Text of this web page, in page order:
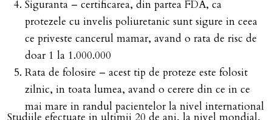
Siguranta – certificarea, din partea FDA, ca
protezele cu invelis poliuretanic sunt sigure in ceea
ce priveste cancerul mamar, avand o rata de risc de
doar 1 la 1.000.000
Rata de folosire – acest tip de proteze este folosit
zilnic, in toata lumea, avand o cerere din ce in ce
mai mare in randul pacientelor la nivel international
Studiile efectuate in ultimii 20 de ani, la nivel mondial,